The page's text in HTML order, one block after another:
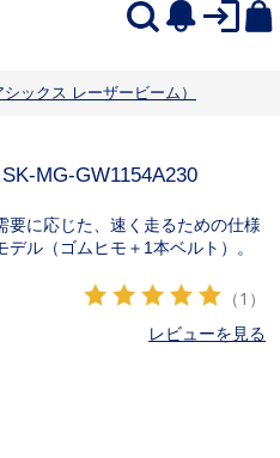
ックス レーザービーム）
MG-GW1154A230
要に応じた、速く走るための仕様
ル（ゴムヒモ＋1本ベルト）。
（1）
レビューを見る